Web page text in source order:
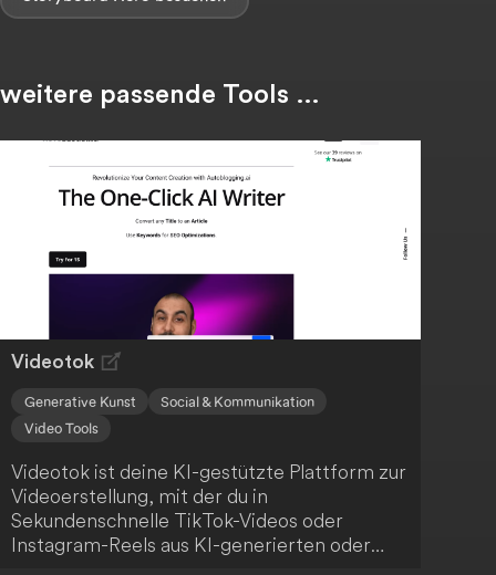
weitere passende Tools …
Videotok
Generative Kunst
Social & Kommunikation
Video Tools
Videotok ist deine KI-gestützte Plattform zur
Videoerstellung, mit der du in
Sekundenschnelle TikTok-Videos oder
Instagram-Reels aus KI-generierten oder